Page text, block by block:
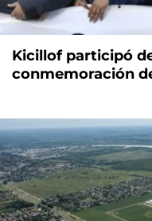
Kicillof participó
conmemoración